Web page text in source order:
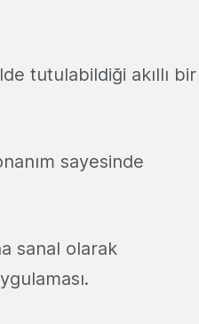
tutulabildiği akıllı bir
sayesinde
sanal olarak